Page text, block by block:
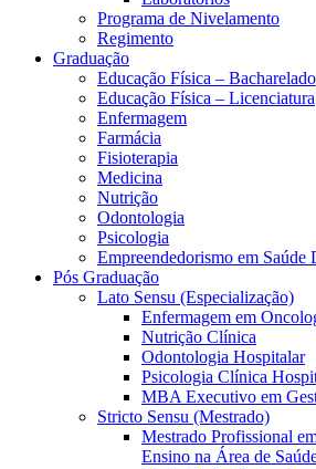
Programa de Nivelamento
Regimento
Graduação
Educação Física – Bacharelado
Educação Física – Licenciatura
Enfermagem
Farmácia
Fisioterapia
Medicina
Nutrição
Odontologia
Psicologia
Empreendedorismo em
Pós Graduação
Lato Sensu (Especialização)
Enfermagem em
Nutrição Clínica
Odontologia Hospitalar
Psicologia Clínica
MBA Executivo em
Stricto Sensu (Mestrado)
Mestrado Profissional
Ensino na Área de